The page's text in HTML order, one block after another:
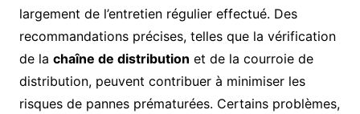
largement de l’entretien régulier effectué. Des
recommandations précises, telles que la vérification
de la chaîne de distribution et de la courroie de
distribution, peuvent contribuer à minimiser les
risques de pannes prématurées. Certains problèmes,